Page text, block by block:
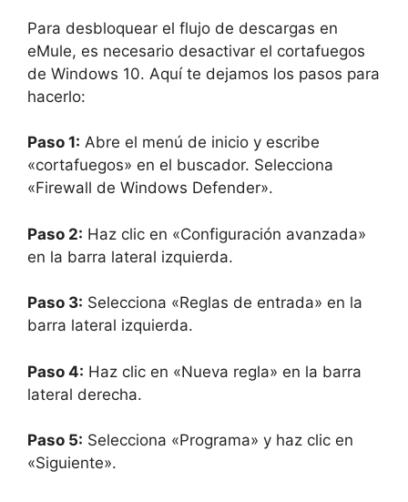
Para desbloquear el flujo de descargas en
eMule, es necesario desactivar el cortafuegos
de Windows 10. Aquí te dejamos los pasos para
hacerlo:
Paso 1: Abre el menú de inicio y escribe
«cortafuegos» en el buscador. Selecciona
«Firewall de Windows Defender».
Paso 2: Haz clic en «Configuración avanzada»
en la barra lateral izquierda.
Paso 3: Selecciona «Reglas de entrada» en la
barra lateral izquierda.
Paso 4: Haz clic en «Nueva regla» en la barra
lateral derecha.
Paso 5: Selecciona «Programa» y haz clic en
«Siguiente».